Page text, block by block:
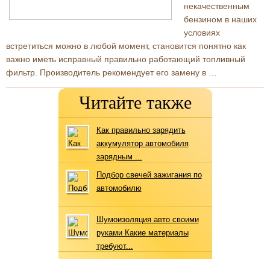
некачественным
бензином в наших
условиях
встретиться можно в любой момент, становится понятно как
важно иметь исправный правильно работающий топливный
фильтр. Производитель рекомендует его замену в …
Читайте также
Как правильно зарядить
аккумулятор автомобиля
зарядным ...
Подбор свечей зажигания по
автомобилю
Шумоизоляция авто своими
руками Какие материалы
требуют...